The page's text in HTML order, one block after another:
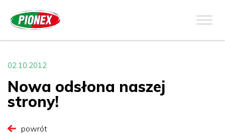
02.10.2012
Nowa odsłona naszej
strony!
powrót